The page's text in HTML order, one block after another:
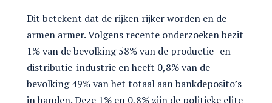
Dit betekent dat de rijken rijker worden en de
armen armer. Volgens recente onderzoeken bezit
1% van de bevolking 58% van de productie- en
distributie-industrie en heeft 0,8% van de
bevolking 49% van het totaal aan bankdeposito’s
in handen. Deze 1% en 0,8% zijn de politieke elite